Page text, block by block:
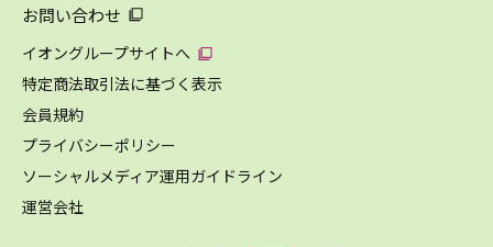
お問い合わせ
イオングループサイトへ
特定商法取引法に基づく表示
会員規約
プライバシーポリシー
ソーシャルメディア運用ガイドライン
運営会社